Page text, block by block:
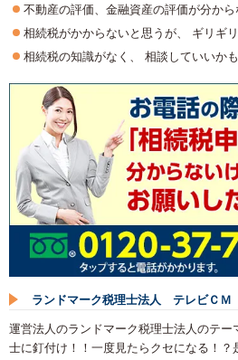
不動産の評価、金融資産の評価が分から
相続税がかからないと思うが、 ギリギ
相続税の知識がなく、 相談していいかも
ランドマーク税理士法人 テレビＣＭ
運営法人のランドマーク税理士法人のテー
士に釘付け！！一度見たらクセになる！？